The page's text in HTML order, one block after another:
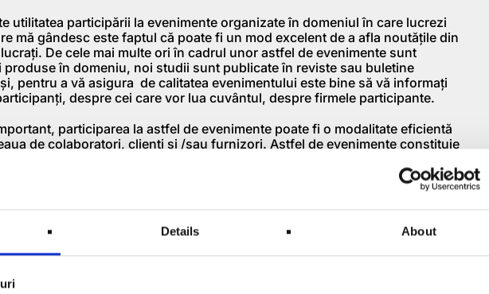
Details About
utilitatea participării la evenimente organizate în domeniul în care lucrezi
mă gândesc este faptul că poate fi un mod excelent de a afla noutăţile din
De cele mai multe ori în cadrul unor astfel de evenimente sunt
produse în domeniu, noi studii sunt publicate în reviste sau buletine
pentru a vă asigura de calitatea evenimentului este bine să vă informaţi
despre cei care vor lua cuvântul, despre firmele participante.
participarea la astfel de evenimente poate fi o modalitate eficientă
de colaboratori, clienţi şi /sau furnizori. Astfel de evenimente constituie
într-un astfel de mediu, decât în birou unde sunt prea multe de făcut. Cei
care participă la astfel de evenimente spun că sunt un mijloc bun de a
astfel de evenimente pot fi un instrument excelent de marketing, mai
se pare că totuşi marketingul direct se dovedeşte foarte eficient.